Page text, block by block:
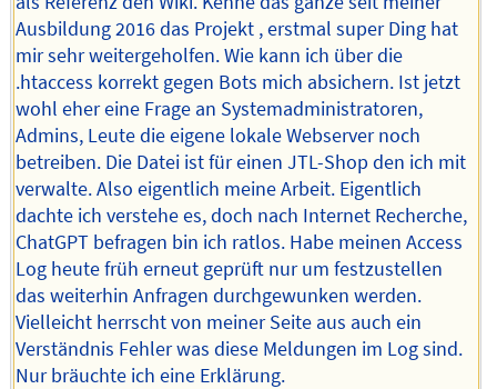
Ausbildung 2016 das Projekt , erstmal super Ding hat
mir sehr weitergeholfen. Wie kann ich über die
.htaccess korrekt gegen Bots mich absichern. Ist jetzt
wohl eher eine Frage an Systemadministratoren,
Admins, Leute die eigene lokale Webserver noch
betreiben. Die Datei ist für einen JTL-Shop den ich mit
verwalte. Also eigentlich meine Arbeit. Eigentlich
dachte ich verstehe es, doch nach Internet Recherche,
ChatGPT befragen bin ich ratlos. Habe meinen Access
Log heute früh erneut geprüft nur um festzustellen
das weiterhin Anfragen durchgewunken werden.
Vielleicht herrscht von meiner Seite aus auch ein
Verständnis Fehler was diese Meldungen im Log sind.
Nur bräuchte ich eine Erklärung.